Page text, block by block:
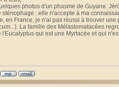
photos d'un phasme de Guyane.
sténophage : elle n'accepte à ma
en France, je n'ai pas réussi à trouver
La famille des Mélastomatacées
l'Eucalyptus qui est une Myrtacée et qui